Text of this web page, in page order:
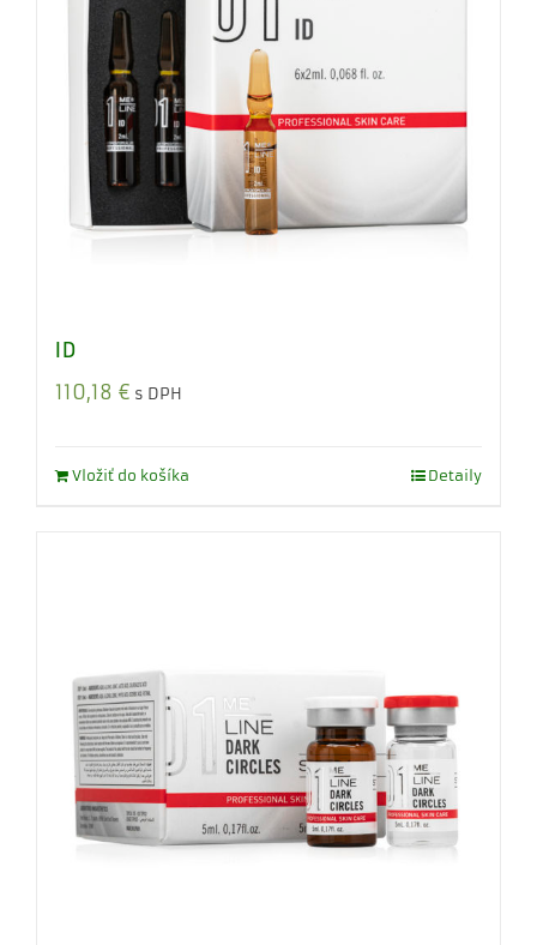
ID
110,18 € s DPH
Vložiť do košíka Detaily